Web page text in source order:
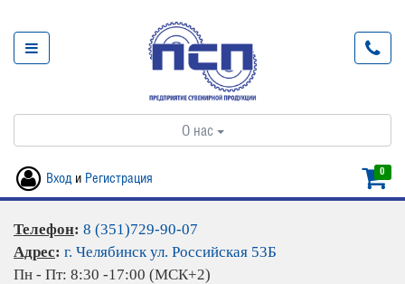
О нас
0
Вход и Регистрация
Телефон: 8 (351)729-90-07
Адрес: г. Челябинск ул. Российская 53Б
Пн - Пт: 8:30 -17:00 (МСК+2)